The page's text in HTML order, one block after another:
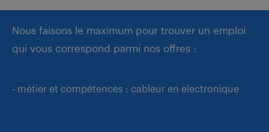
Nous faisons le maximum pour trouver un emploi
qui vous correspond parmi nos offres :
- métier et compétences : cableur en electronique